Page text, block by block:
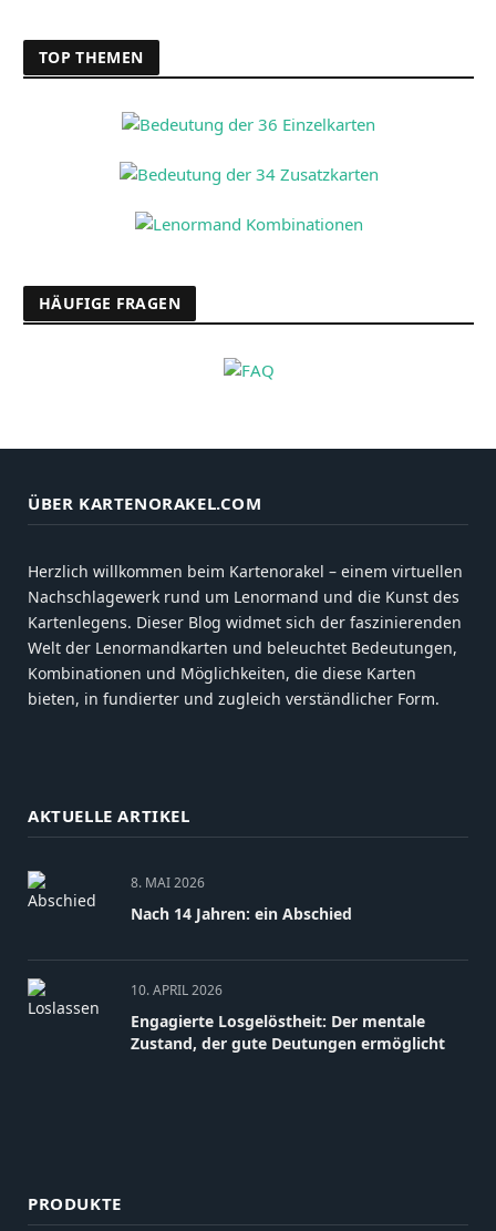
TOP THEMEN
HÄUFIGE FRAGEN
ÜBER KARTENORAKEL.COM
Herzlich willkommen beim Kartenorakel – einem virtuellen
Nachschlagewerk rund um Lenormand und die Kunst des
Kartenlegens. Dieser Blog widmet sich der faszinierenden
Welt der Lenormandkarten und beleuchtet Bedeutungen,
Kombinationen und Möglichkeiten, die diese Karten
bieten, in fundierter und zugleich verständlicher Form.
AKTUELLE ARTIKEL
8. MAI 2026
Nach 14 Jahren: ein Abschied
10. APRIL 2026
Engagierte Losgelöstheit: Der mentale
Zustand, der gute Deutungen ermöglicht
PRODUKTE